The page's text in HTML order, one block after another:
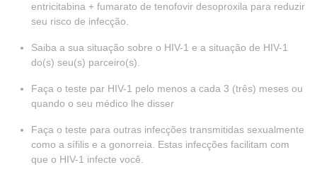
entricitabina + fumarato de tenofovir desoproxila para reduzir
seu risco de infecção.
Saiba a sua situação sobre o HIV-1 e a situação de HIV-1
do(s) seu(s) parceiro(s).
Faça o teste par HIV-1 pelo menos a cada 3 (três) meses ou
quando o seu médico lhe disser
Faça o teste para outras infecções transmitidas sexualmente
como a sífilis e a gonorreia. Estas infecções facilitam com
que o HIV-1 infecte você.